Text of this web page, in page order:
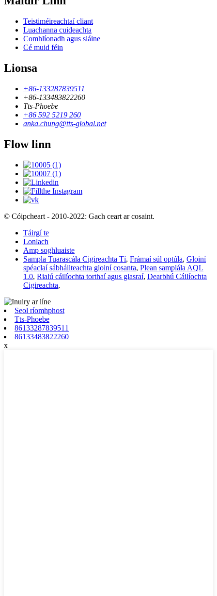
Teistiméireachtaí cliant
Luachanna cuideachta
Comhlíonadh agus sláine
Cé muid féin
Lionsa
+86-133287839511
+86-133483822260
Tts-Phoebe
+86 592 5219 260
anka.chung@tts-global.net
Flow linn
© Cóipcheart - 2010-2022: Gach ceart ar cosaint.
Táirgí te
Lonlach
Amp soghluaiste
Sampla Tuarascála Cigireachta Tí, Frámaí súl optúla, Gloiní
spéaclaí sábháilteachta gloiní cosanta, Plean samplála AQL
1.0, Rialú cáilíochta torthaí agus glasraí, Dearbhú Cáilíochta
Cigireachta,
Seol ríomhphost
Tts-Phoebe
86133287839511
86133483822260
x